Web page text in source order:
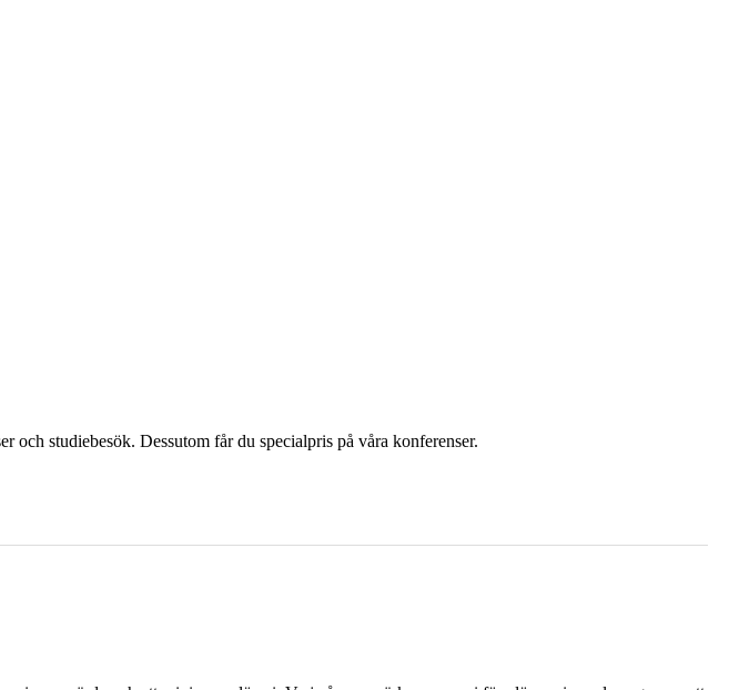
studiebesök. Dessutom får du specialpris på våra konferenser.